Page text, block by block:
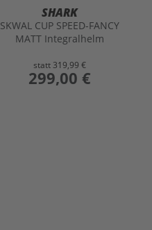
SHARK
SKWAL CUP SPEED-FANCY
MATT Integralhelm
statt 319,99 €
preis
299,00 €